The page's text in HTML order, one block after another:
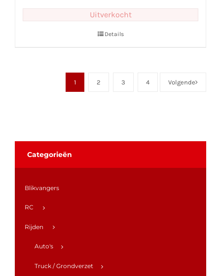
Uitverkocht
Details
1 2 3 4 Volgende
Categorieën
Blikvangers
RC
Rijden
Auto's
Truck / Grondverzet